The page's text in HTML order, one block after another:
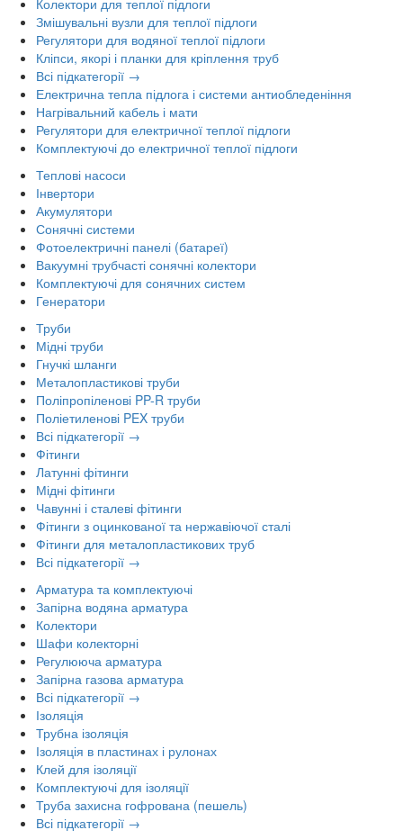
Змішувальні вузли для теплої підлоги
Регулятори для водяної теплої підлоги
Кліпси, якорі і планки для кріплення труб
Всі підкатегорії →
Електрична тепла підлога і системи антиобледеніння
Нагрівальний кабель і мати
Регулятори для електричної теплої підлоги
Комплектуючі до електричної теплої підлоги
Теплові насоси
Інвертори
Акумулятори
Сонячні системи
Фотоелектричні панелі (батареї)
Вакуумні трубчасті сонячні колектори
Комплектуючі для сонячних систем
Генератори
Труби
Мідні труби
Гнучкі шланги
Металопластикові труби
Поліпропіленові PP-R труби
Поліетиленові PEX труби
Всі підкатегорії →
Фітинги
Латунні фітинги
Мідні фітинги
Чавунні і сталеві фітинги
Фітинги з оцинкованої та нержавіючої сталі
Фітинги для металопластикових труб
Всі підкатегорії →
Арматура та комплектуючі
Запірна водяна арматура
Колектори
Шафи колекторні
Регулююча арматура
Запірна газова арматура
Всі підкатегорії →
Ізоляція
Трубна ізоляція
Ізоляція в пластинах і рулонах
Клей для ізоляції
Комплектуючі для ізоляції
Труба захисна гофрована (пешель)
Всі підкатегорії →